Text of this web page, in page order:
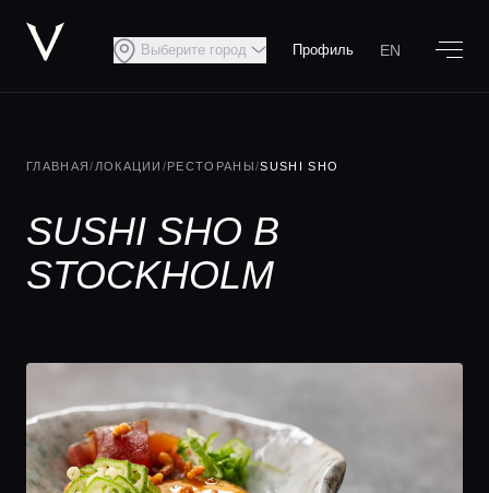
Выберите город Профиль EN
ГЛАВНАЯ/ ЛОКАЦИИ /РЕСТОРАНЫ/SUSHI SHO
SUSHI SHO В
STOCKHOLM